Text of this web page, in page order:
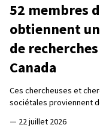
52 membres
obtiennent
de
Canada
Ces chercheuses et
sociétales proviennent
— 22 juillet 2026